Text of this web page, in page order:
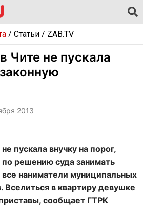
/ Статьи/ ZAB.TV
Чите не пускала
2013
пускала внучку на порог,
по решению суда занимать
наниматели муниципальных
Вселиться в квартиру девушке
сообщает ГТРК